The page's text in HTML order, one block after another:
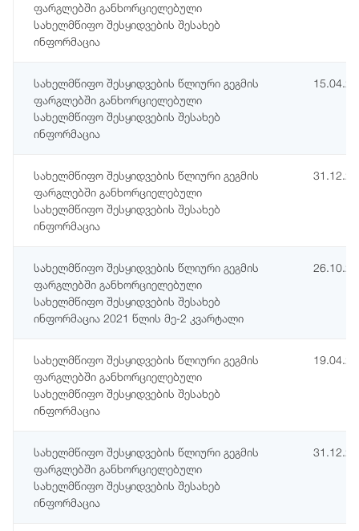
ფარგლებში განხორციელებული
სახელმწიფო შესყიდვების შესახებ
ინფორმაცია
სახელმწიფო შესყიდვების წლიური გეგმის
ფარგლებში განხორციელებული
სახელმწიფო შესყიდვების შესახებ
ინფორმაცია
სახელმწიფო შესყიდვების წლიური გეგმის
ფარგლებში განხორციელებული
სახელმწიფო შესყიდვების შესახებ
ინფორმაცია
სახელმწიფო შესყიდვების წლიური გეგმის
ფარგლებში განხორციელებული
სახელმწიფო შესყიდვების შესახებ
ინფორმაცია 2021 წლის მე-2 კვარტალი
სახელმწიფო შესყიდვების წლიური გეგმის
ფარგლებში განხორციელებული
სახელმწიფო შესყიდვების შესახებ
ინფორმაცია
სახელმწიფო შესყიდვების წლიური გეგმის
ფარგლებში განხორციელებული
სახელმწიფო შესყიდვების შესახებ
ინფორმაცია